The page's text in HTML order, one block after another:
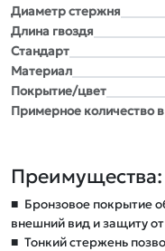
Диаметр стержня
Длина гвоздя
Стандарт
Материал
Покрытие/цвет
Примерное количество
Преимущества:
■ Бронзовое покрытие
внешний вид и защиту
■ Тонкий стержень